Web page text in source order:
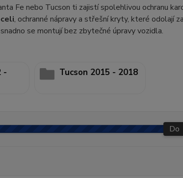
Fe nebo Tucson ti zajistí spolehlivou ochranu
, ochranné nápravy a střešní kryty, které odolají
se montují bez zbytečné úpravy vozidla.
-
Tucson 2015 - 2018
Do